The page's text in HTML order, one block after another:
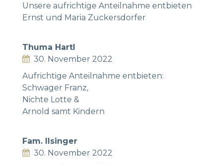
Unsere aufrichtige Anteilnahme entbieten
Ernst und Maria Zuckersdorfer
Thuma Hartl
30. November 2022
Aufrichtige Anteilnahme entbieten:
Schwager Franz,
Nichte Lotte &
Arnold samt Kindern
Fam. Ilsinger
30. November 2022